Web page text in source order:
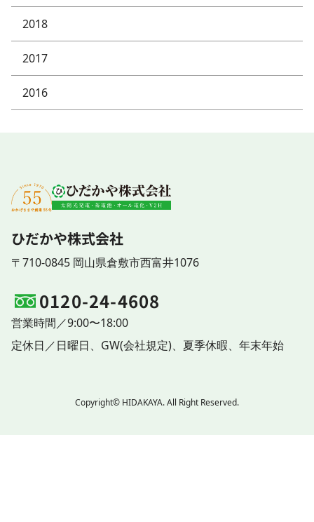
2018
2017
2016
ひだかや株式会社
〒710-0845 岡山県倉敷市西富井1076
0120-24-4608
営業時間／9:00〜18:00
定休日／日曜日、 GW(会社規定)、 夏季休暇、 年末年始
Copyright© HIDAKAYA. All Right Reserved.